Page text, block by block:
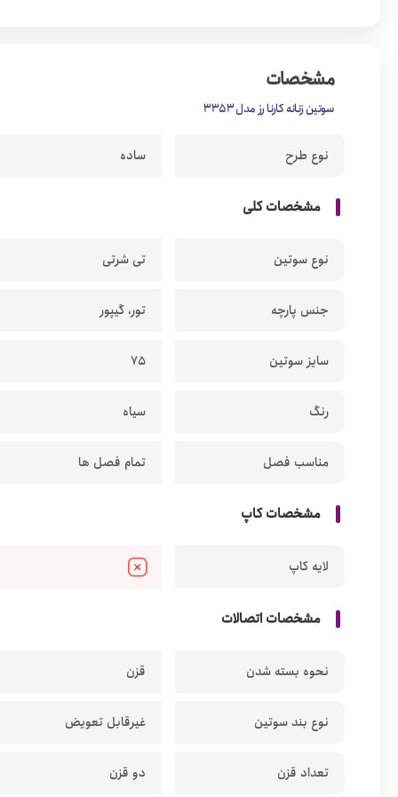
مشخصات
سوتین زنانه کارنا رز مدل 3353
نوع طرح ساده
مشخصات کلی
نوع سوتین تی شرتی
جنس پارچه تور، گیپور
سایز سوتین 75
رنگ سیاه
مناسب فصل تمام فصل ها
مشخصات کاپ
لایه کاپ
مشخصات اتصالات
نحوه بسته شدن قزن
نوع بند سوتین غیرقابل تعویض
تعداد قزن دو قزن